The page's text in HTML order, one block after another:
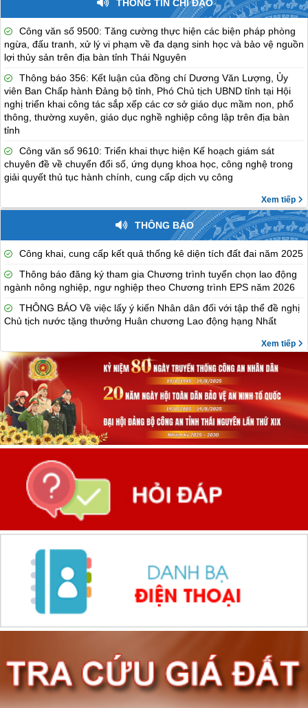
THÔNG TIN CHỈ ĐẠO
Công văn số 9500: Tăng cường thực hiện các biện pháp phòng
ngừa, đấu tranh, xử lý vi phạm về đa dạng sinh học và bảo vệ nguồn
lợi thủy sản trên địa bàn tỉnh Thái Nguyên
Thông báo 356: Kết luận của đồng chí Dương Văn Lượng, Ủy
viên Ban Chấp hành Đảng bộ tỉnh, Phó Chủ tịch UBND tỉnh tại Hội
nghị triển khai công tác sắp xếp các cơ sở giáo dục mầm non, phổ
thông, thường xuyên, giáo dục nghề nghiệp công lập trên địa bàn
tỉnh
Công văn số 9610: Triển khai thực hiện Kế hoạch giám sát
chuyên đề về chuyển đổi số, ứng dụng khoa học, công nghệ trong
giải quyết thủ tục hành chính, cung cấp dịch vụ công
Xem tiếp
THÔNG BÁO
Công khai, cung cấp kết quả thống kê diện tích đất đai năm 2025
Thông báo đăng ký tham gia Chương trình tuyển chọn lao động
ngành nông nghiệp, ngư nghiệp theo Chương trình EPS năm 2026
THÔNG BÁO Về việc lấy ý kiến Nhân dân đối với tập thể đề nghị
Chủ tịch nước tặng thưởng Huân chương Lao động hạng Nhất
Xem tiếp